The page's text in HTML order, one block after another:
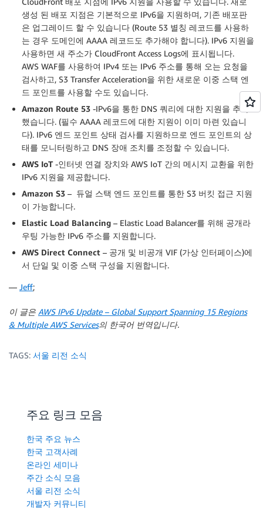
생성 된 배포 지점은 기본적으로 IPv6을 지원하며, 기존 배포판
은 업그레이드 할 수 있습니다 (Route 53 별칭 레코드를 사용하
는 경우 도메인에 AAAA 레코드도 추가해야 합니다). IPv6 지원을
사용하면 새 주소가 CloudFront Access Logs에 표시됩니다.
AWS WAF를 사용하여 IPv4 또는 IPv6 주소를 통해 오는 요청을
검사하고, S3 Transfer Acceleration을 위한 새로운 이중 스택 엔
드 포인트를 사용할 수도 있습니다.
Amazon Route 53 -IPv6을 통한 DNS 쿼리에 대한 지원을 추가
했습니다. (필수 AAAA 레코드에 대한 지원이 이미 마련 있습니
다). IPv6 엔드 포인트 상태 검사를 지원하므로 엔드 포인트의 상
태를 모니터링하고 DNS 장애 조치를 조정할 수 있습니다.
AWS IoT-인터넷 연결 장치와 AWS IoT 간의 메시지 교환을 위한
IPv6 지원을 제공합니다.
Amazon S3 – 듀얼 스택 엔드 포인트를 통한 S3 버킷 접근 지원
이 가능합니다.
Elastic Load Balancing – Elastic Load Balancer를 위해 공개라
우팅 가능한 IPv6 주소를 지원합니다.
AWS Direct Connect – 공개 및 비공개 VIF (가상 인터페이스)에
서 단일 및 이중 스택 구성을 지원합니다.
— Jeff;
이 글은 AWS IPv6 Update – Global Support Spanning 15 Regions
& Multiple AWS Services의 한국어 번역입니다.
TAGS: 서울 리전 소식
주요 링크 모음
한국 주요 뉴스
한국 고객사례
온라인 세미나
주간 소식 모음
서울 리전 소식
개발자 커뮤니티